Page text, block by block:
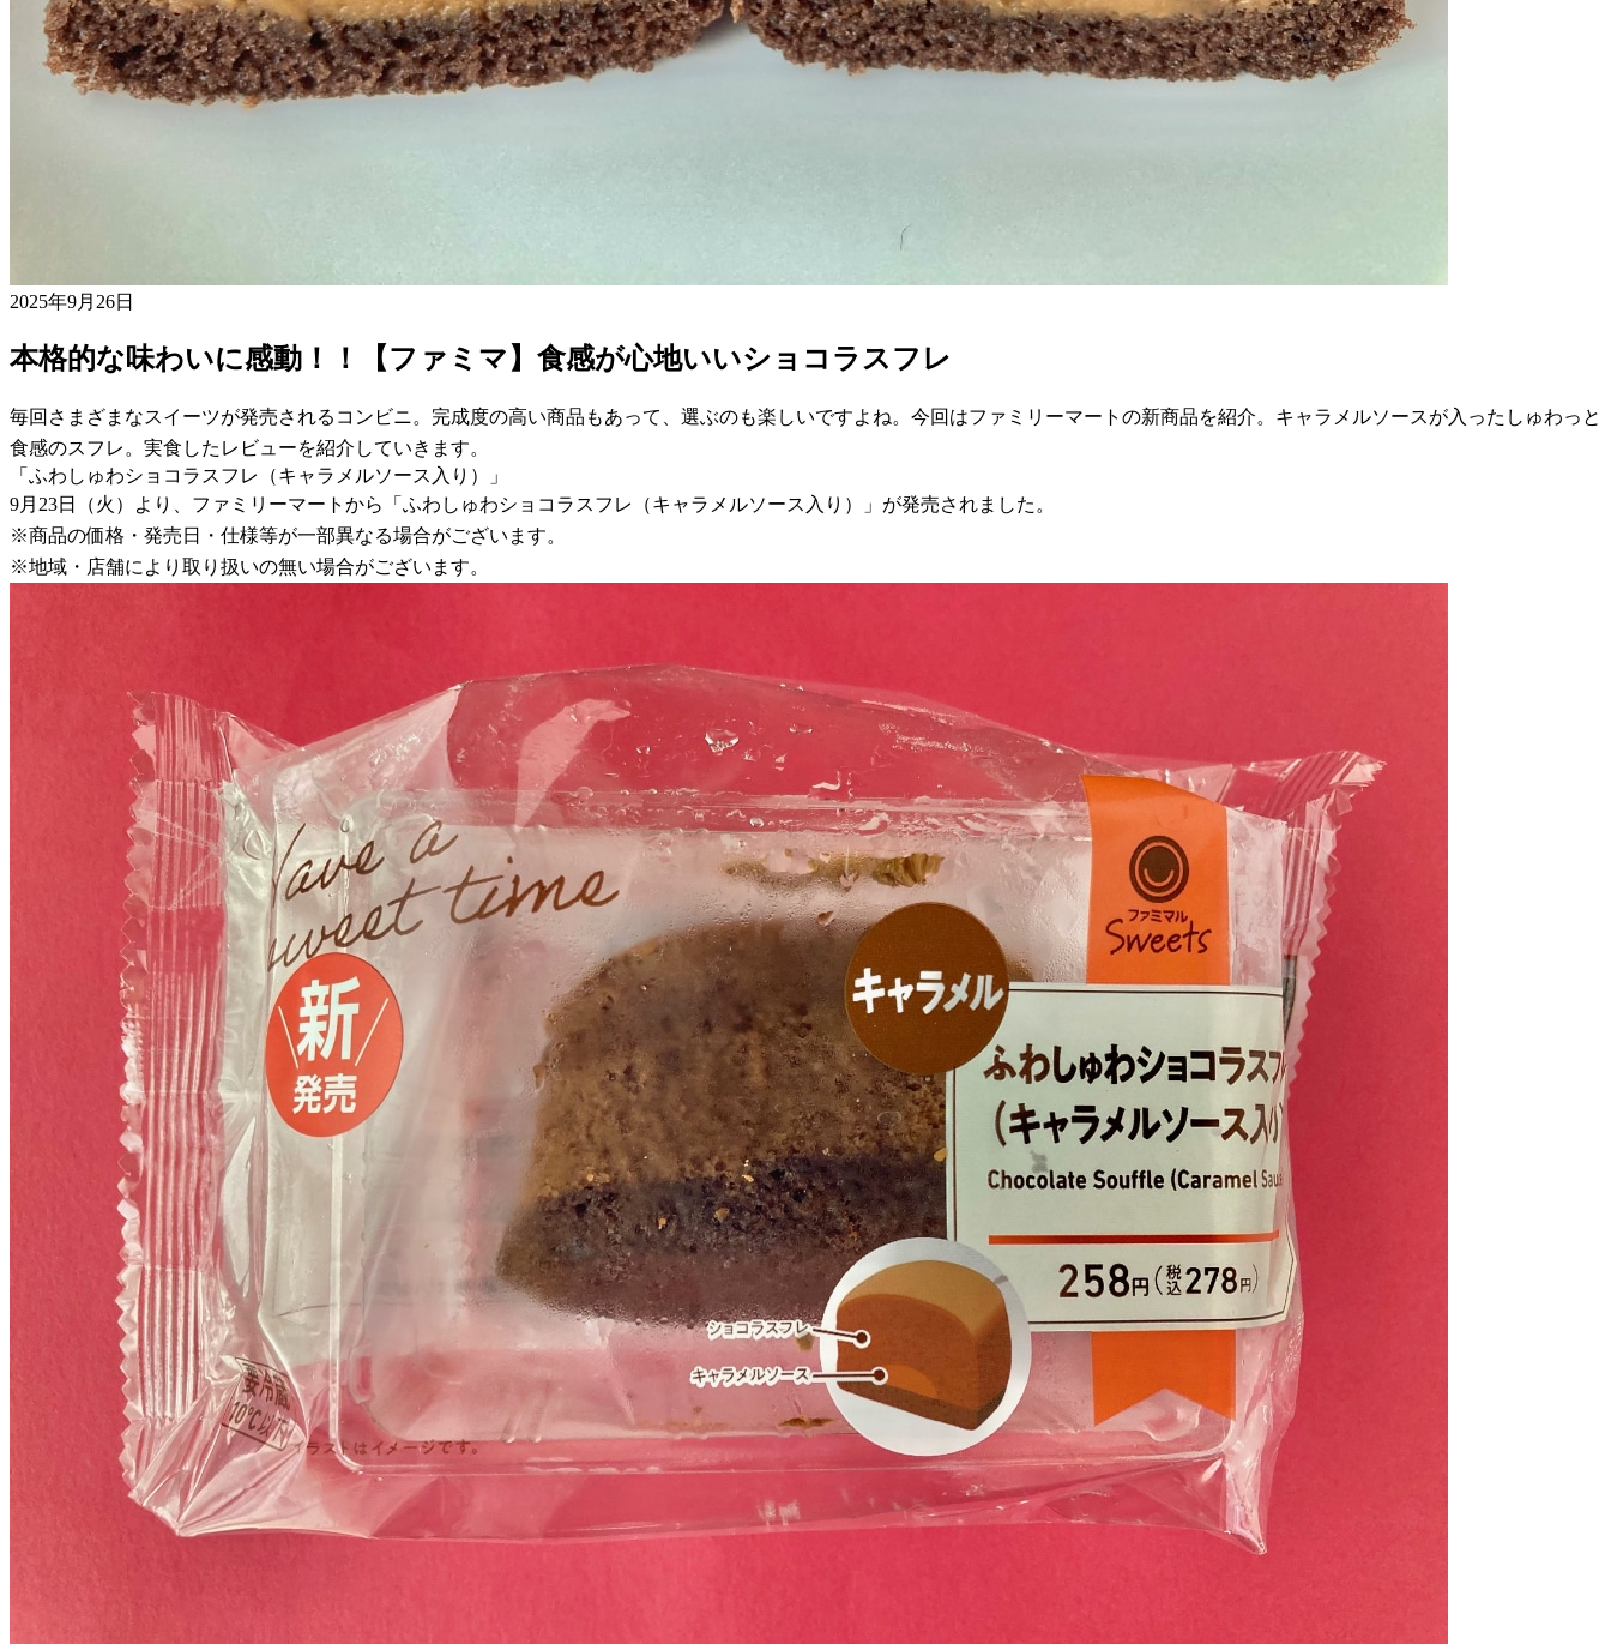
2025年9月26日
本格的な味わいに感動！！【ファミマ】食感が心地いいショコラスフレ
毎回さまざまなスイーツが発売されるコンビニ。完成度の高い商品もあって、選ぶのも楽しいですよね。今回はファミリーマートの新商品を紹介。キャラメルソースが入ったしゅわっと
食感のスフレ。実食したレビューを紹介していきます。
「ふわしゅわショコラスフレ（キャラメルソース入り）」
9月23日（火）より、ファミリーマートから「ふわしゅわショコラスフレ（キャラメルソース入り）」が発売されました。
※商品の価格・発売日・仕様等が一部異なる場合がございます。
※地域・店舗により取り扱いの無い場合がございます。